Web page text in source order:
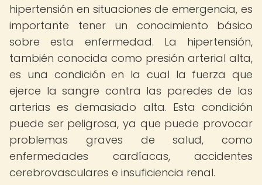
hipertensión en situaciones de emergencia, es
importante tener un conocimiento básico
sobre esta enfermedad. La hipertensión,
también conocida como presión arterial alta,
es una condición en la cual la fuerza que
ejerce la sangre contra las paredes de las
arterias es demasiado alta. Esta condición
puede ser peligrosa, ya que puede provocar
problemas graves de salud, como
enfermedades cardíacas, accidentes
cerebrovasculares e insuficiencia renal.